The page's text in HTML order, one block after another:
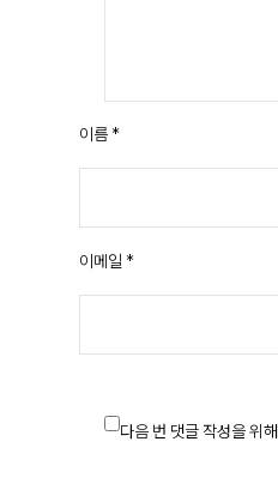
이름 *
이메일 *
다음 번 댓글 작성을 위